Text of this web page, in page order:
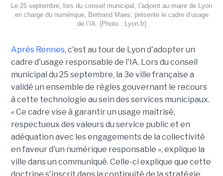
Le 25 septembre, lors du conseil municipal, l’adjoint au maire de Lyon
en charge du numérique, Bertrand Maes, présente le cadre d’usage
de l’IA. (Photo : Lyon.fr)
Après Rennes, c'est au tour de Lyon d'adopter un
cadre d'usage responsable de l'IA. Lors du conseil
municipal du 25 septembre, la 3e ville française a
validé un ensemble de règles gouvernant le recours
à cette technologie au sein des services municipaux.
« Ce cadre vise à garantir un usage maîtrisé,
respectueux des valeurs du service public et en
adéquation avec les engagements de la collectivité
en faveur d'un numérique responsable », explique la
ville dans un communiqué. Celle-ci explique que cette